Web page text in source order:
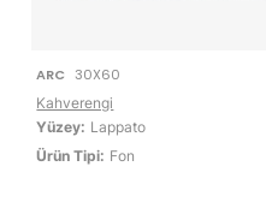
ARC 30X60
Kahverengi
Yüzey: Lappato
Ürün Tipi: Fon